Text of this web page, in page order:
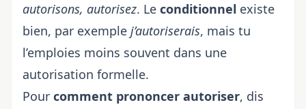
autorisons, autorisez. Le conditionnel existe
bien, par exemple j’autoriserais, mais tu
l’emploies moins souvent dans une
autorisation formelle.
Pour comment prononcer autoriser, dis